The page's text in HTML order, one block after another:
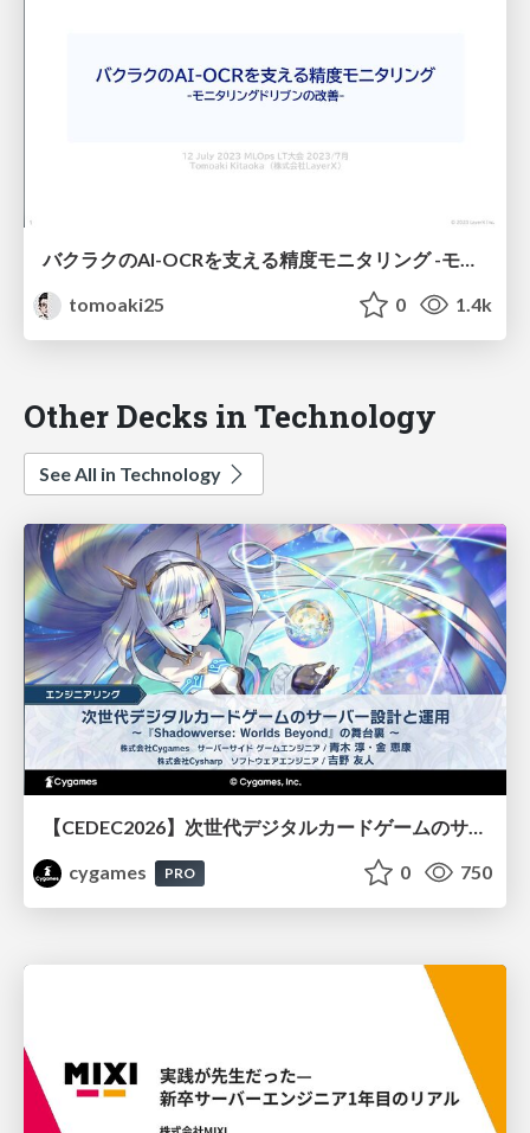
バクラクのAI-OCRを支える精度モニタリング -モニタリングドリブンの改善-
tomoaki25
0 1.4k
Other Decks in Technology
See All in Technology
【CEDEC2026】次世代デジタルカードゲームのサーバー設計と運用 〜『Shadowverse: Worlds Beyond』の舞台裏～
cygames
PRO 0 750